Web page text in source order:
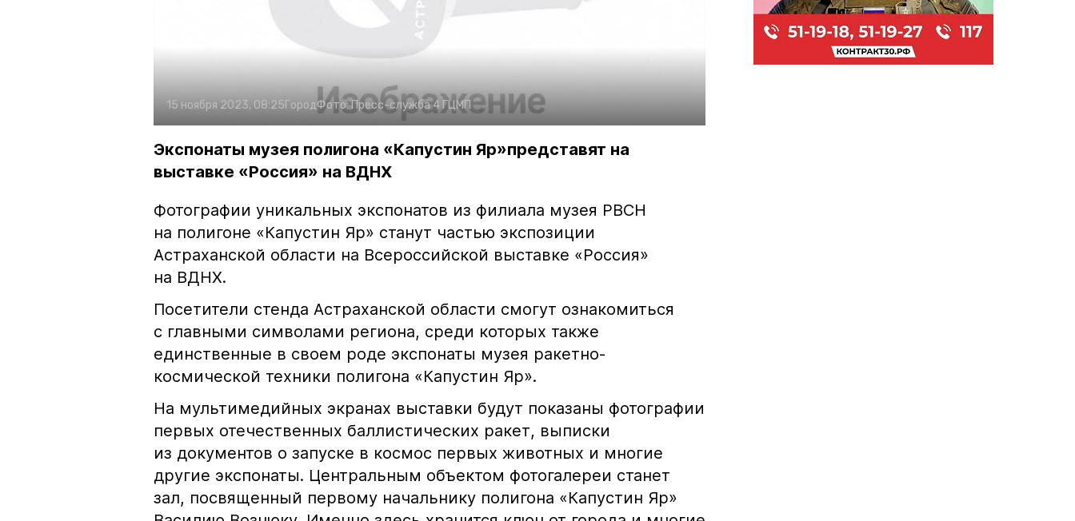
15 ноября 2023, 08:25ГородФото:Пресс-служба 4 ГЦМП
Экспонаты музея полигона «Капустин Яр»представят на
выставке «Россия» на ВДНХ
Фотографии уникальных экспонатов из филиала музея РВСН
на полигоне «Капустин Яр» станут частью экспозиции
Астраханской области на Всероссийской выставке «Россия»
на ВДНХ.
Посетители стенда Астраханской области смогут ознакомиться
с главными символами региона, среди которых также
единственные в своем роде экспонаты музея ракетно-
космической техники полигона «Капустин Яр».
На мультимедийных экранах выставки будут показаны фотографии
первых отечественных баллистических ракет, выписки
из документов о запуске в космос первых животных и многие
другие экспонаты. Центральным объектом фотогалереи станет
зал, посвященный первому начальнику полигона «Капустин Яр»